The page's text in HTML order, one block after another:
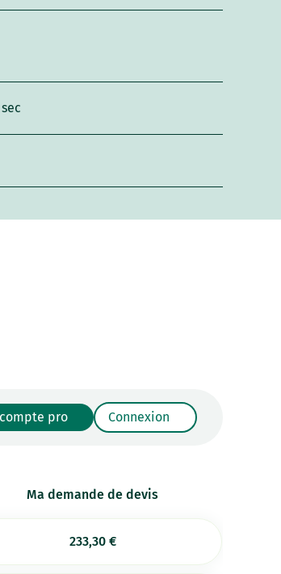
pro Connexion
Ma demande de devis
233,30 €